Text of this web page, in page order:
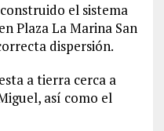
el sistema
Plaza La Marina San
dispersión.
a tierra cerca a
así como el